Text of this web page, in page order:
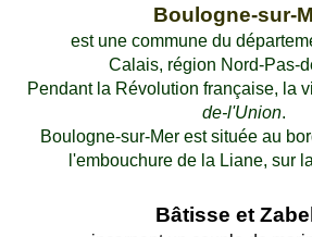
Boulogne-sur-
est une commune du
Calais, région Nord-Pas-
Pendant la Révolution française, la
de-l'Union.
Boulogne-sur-Mer est située au
l'embouchure de la Liane, sur
Bâtisse et